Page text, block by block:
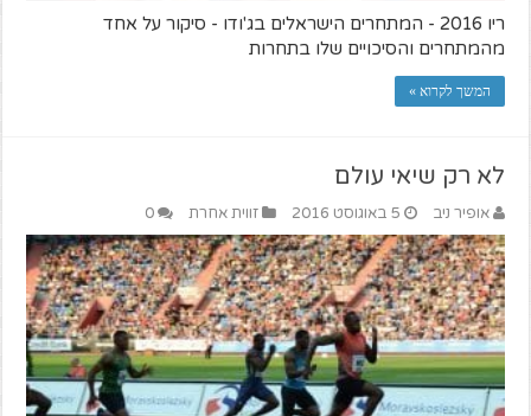
ריו 2016 - המתחרים הישראלים בג'ודו - סיקור על אחד
מהמתחרים והסיכויים שלו בתחרות
המשך לקרוא »
לא רק שיאי עולם
אופיר ניב 5 באוגוסט 2016 זווית אחרת 0